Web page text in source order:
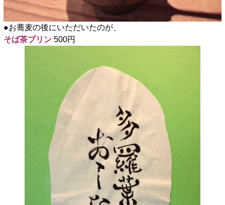
●お蕎麦の後にいただいたのが、
そば茶プリン500円